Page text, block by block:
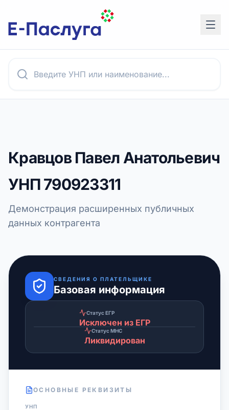
Кравцов Павел Анатольевич
УНП790923311
Демонстрация расширенных публичных
данных контрагента
СВЕДЕНИЯ О ПЛАТЕЛЬЩИКЕ
Базовая информация
Статус ЕГР
Исключен из ЕГР
Статус МНС
Ликвидирован
ОСНОВНЫЕ РЕКВИЗИТЫ
УНП